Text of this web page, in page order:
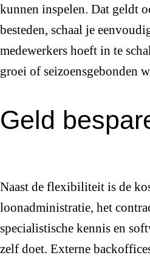
kunnen inspelen. Dat geldt
besteden, schaal je
medewerkers hoeft in te
groei of seizoensgebonden
Geld
Naast de flexibiliteit is de
loonadministratie, het
specialistische kennis en
zelf doet. Externe